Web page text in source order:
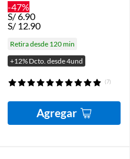
-47%
S/6.90
S/ 12.90
Retira desde 120 min
+12% Dcto. desde 4und
(7)
Agregar